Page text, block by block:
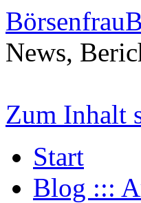
News,
Zum Inhalt
Start
Blog :::